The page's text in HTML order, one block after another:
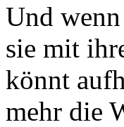
Und
sie mit
könnt
mehr die